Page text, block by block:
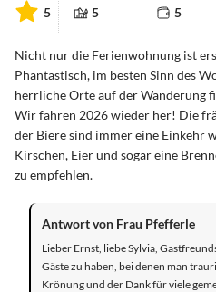
5 5 5
Nicht nur die Ferienwohnung ist
Phantastisch, im besten Sinn des
herrliche Orte auf der Wanderung
Wir fahren 2026 wieder her! Die
der Biere sind immer eine Einkehr
Kirschen, Eier und sogar eine
zu empfehlen.
Antwort von Frau Pfefferle
Lieber Ernst, liebe Sylvia,
Gäste zu haben, bei denen man
Krönung und der Dank für viele